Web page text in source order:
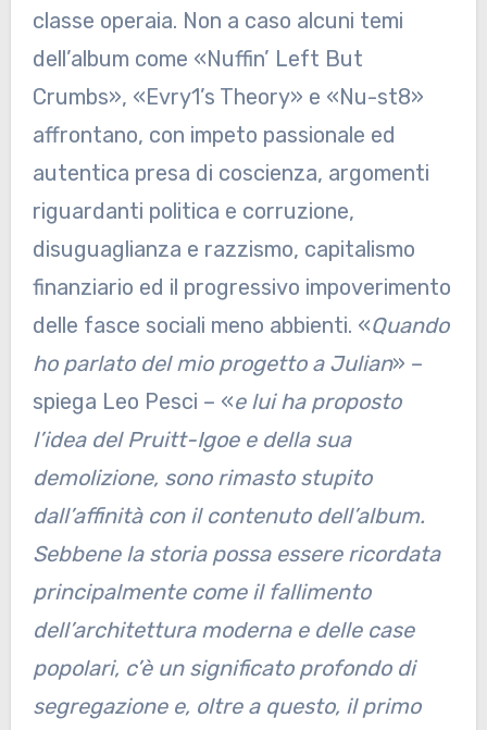
classe operaia. Non a caso alcuni temi
dell’album come «Nuffin’ Left But
Crumbs», «Evry1’s Theory» e «Nu-st8»
affrontano, con impeto passionale ed
autentica presa di coscienza, argomenti
riguardanti politica e corruzione,
disuguaglianza e razzismo, capitalismo
finanziario ed il progressivo impoverimento
delle fasce sociali meno abbienti. «Quando
ho parlato del mio progetto a Julian» –
spiega Leo Pesci – «e lui ha proposto
l’idea del Pruitt-Igoe e della sua
demolizione, sono rimasto stupito
dall’affinità con il contenuto dell’album.
Sebbene la storia possa essere ricordata
principalmente come il fallimento
dell’architettura moderna e delle case
popolari, c’è un significato profondo di
segregazione e, oltre a questo, il primo